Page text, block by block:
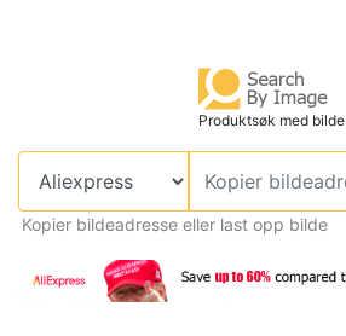
Produktsøk med bilde
Kopier bildeadresse eller last opp bilde